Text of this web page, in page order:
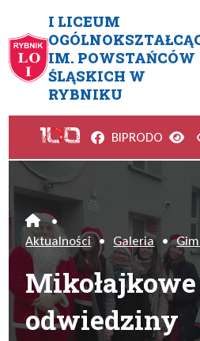
I LICEUM
IM. POWSTAŃCÓW
ŚLĄSKICH W
RYBNIKU
Mikołajkowe
Facebook
BIPRODO
Home
•
Aktualności • Galeria •
Mikołajkowe
odwiedziny